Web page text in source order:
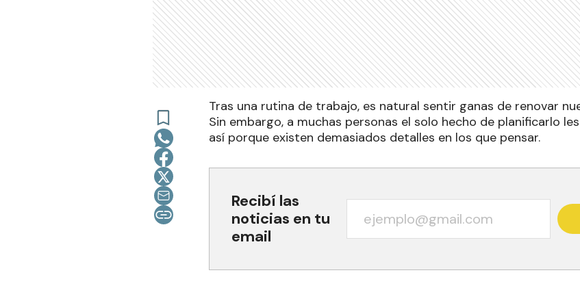
Tras una rutina de trabajo, es natural sentir ganas de renovar
Sin embargo, a muchas personas el solo hecho de planificarlo
así porque existen demasiados detalles en los que pensar.
Recibí las
noticias en tu
email